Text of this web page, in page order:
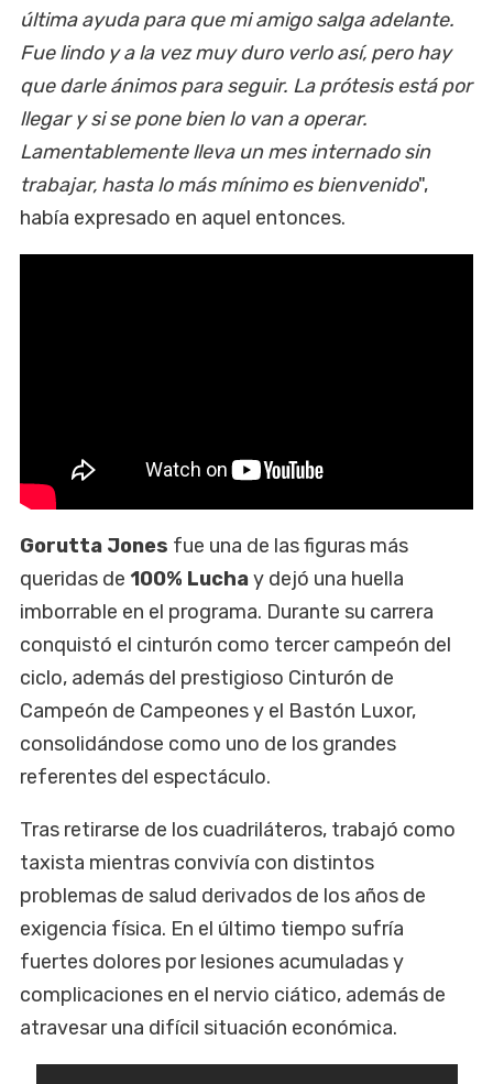
última ayuda para que mi amigo salga adelante.
Fue lindo y a la vez muy duro verlo así, pero hay
que darle ánimos para seguir. La prótesis está por
llegar y si se pone bien lo van a operar.
Lamentablemente lleva un mes internado sin
trabajar, hasta lo más mínimo es bienvenido",
había expresado en aquel entonces.
Gorutta Jones fue una de las figuras más
queridas de 100% Luchay dejó una huella
imborrable en el programa. Durante su carrera
conquistó el cinturón como tercer campeón del
ciclo, además del prestigioso Cinturón de
Campeón de Campeones y el Bastón Luxor,
consolidándose como uno de los grandes
referentes del espectáculo.
Tras retirarse de los cuadriláteros, trabajó como
taxista mientras convivía con distintos
problemas de salud derivados de los años de
exigencia física. En el último tiempo sufría
fuertes dolores por lesiones acumuladas y
complicaciones en el nervio ciático, además de
atravesar una difícil situación económica.